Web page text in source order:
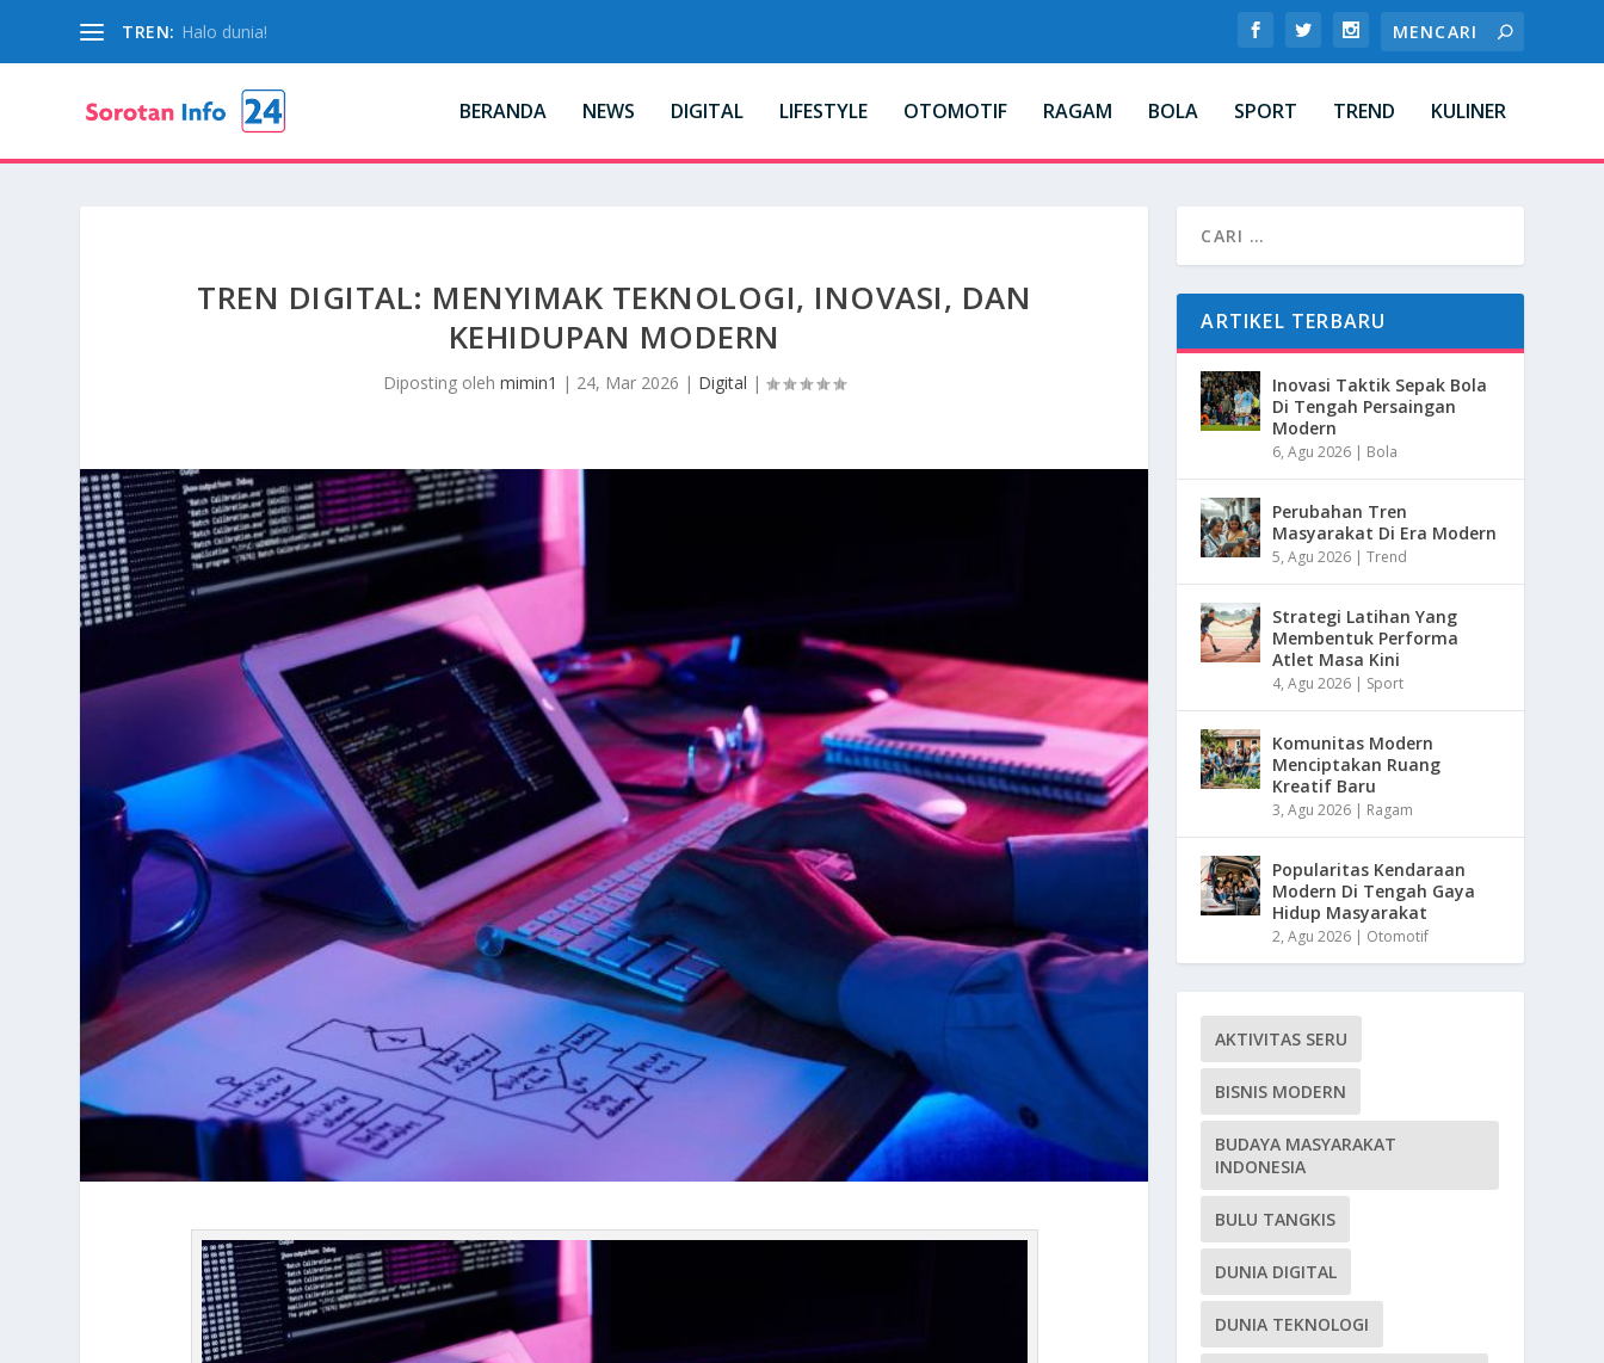
TREN: Halo dunia!
BERANDA NEWS DIGITAL LIFESTYLE OTOMOTIF RAGAM BOLA SPORT TREND KULINER
TREN DIGITAL: MENYIMAK TEKNOLOGI, INOVASI, DAN
KEHIDUPAN MODERN
Diposting olehmimin1 | 24, Mar 2026 | Digital |
ARTIKEL TERBARU
Inovasi Taktik Sepak Bola
Di Tengah Persaingan
Modern
6, Agu 2026 | Bola
Perubahan Tren
Masyarakat Di Era Modern
5, Agu 2026 |Trend
Strategi Latihan Yang
Membentuk Performa
Atlet Masa Kini
4, Agu 2026 | Sport
Komunitas Modern
Menciptakan Ruang
Kreatif Baru
3, Agu 2026 | Ragam
Popularitas Kendaraan
Modern Di Tengah Gaya
Hidup Masyarakat
2, Agu 2026 | Otomotif
AKTIVITAS SERU
BISNIS MODERN
BUDAYA MASYARAKAT
INDONESIA
BULU TANGKIS
DUNIA DIGITAL
DUNIA TEKNOLOGI